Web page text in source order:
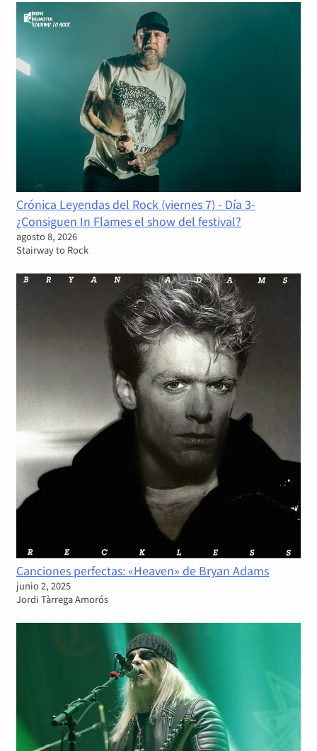
Crónica Leyendas del Rock (viernes 7) - Día 3-
¿Consiguen In Flames el show del festival?
agosto 8, 2026
Stairway to Rock
Canciones perfectas: «Heaven» de Bryan Adams
junio 2, 2025
Jordi Tàrrega Amorós